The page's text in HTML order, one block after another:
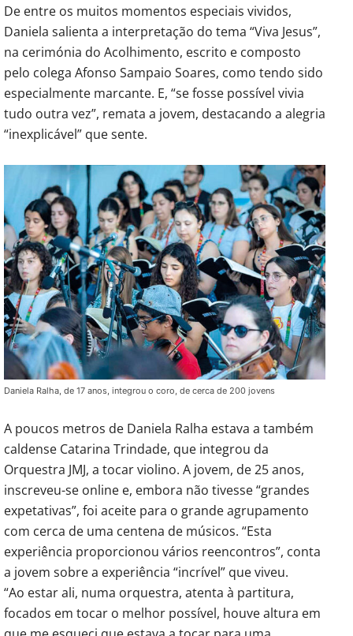
De entre os muitos momentos especiais vividos,
Daniela salienta a interpretação do tema “Viva Jesus”,
na cerimónia do Acolhimento, escrito e composto
pelo colega Afonso Sampaio Soares, como tendo sido
especialmente marcante. E, “se fosse possível vivia
tudo outra vez”, remata a jovem, destacando a alegria
“inexplicável” que sente.
Daniela Ralha, de 17 anos, integrou o coro, de cerca de 200 jovens
A poucos metros de Daniela Ralha estava a também
caldense Catarina Trindade, que integrou da
Orquestra JMJ, a tocar violino. A jovem, de 25 anos,
inscreveu-se online e, embora não tivesse “grandes
expetativas”, foi aceite para o grande agrupamento
com cerca de uma centena de músicos. “Esta
experiência proporcionou vários reencontros”, conta
a jovem sobre a experiência “incrível” que viveu.
“Ao estar ali, numa orquestra, atenta à partitura,
focados em tocar o melhor possível, houve altura em